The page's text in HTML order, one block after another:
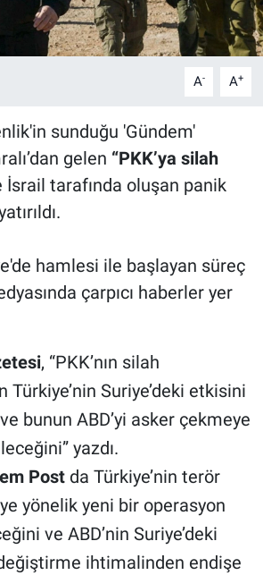
A- A+
sunduğu 'Gündem'
gelen “PKK’ya silah
İsrail tarafında oluşan panik
hamlesi ile başlayan süreç
çarpıcı haberler yer
, “PKK’nın silah
Türkiye’nin Suriye’deki etkisini
ve bunun ABD’yi asker çekmeye
yazdı.
Postda Türkiye’nin terör
yönelik yeni bir operasyon
ve ABD’nin Suriye’deki
ihtimalinden endişe